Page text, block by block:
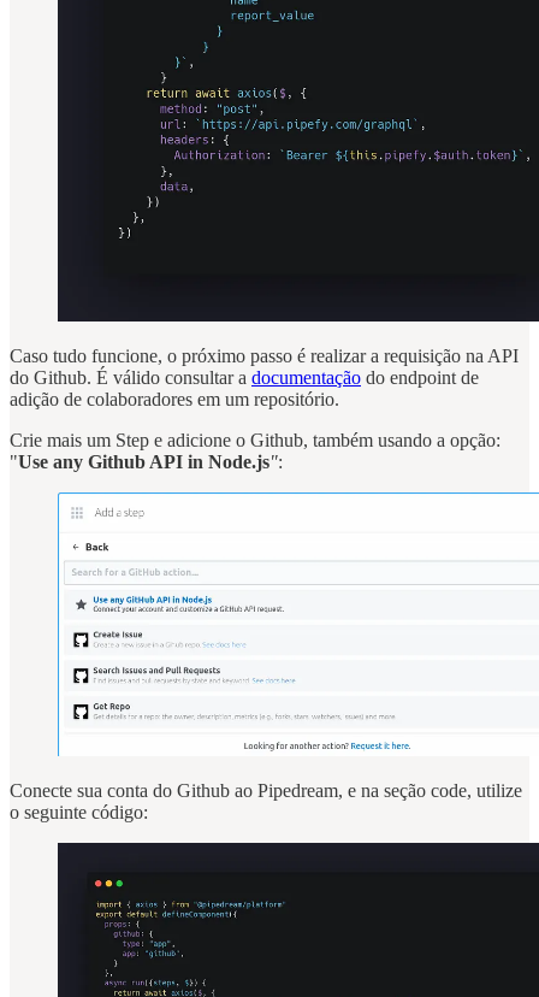
Caso tudo funcione, o próximo passo é realizar a requisição na API
do Github. É válido consultar a documentação do endpoint de
adição de colaboradores em um repositório.
Crie mais um Step e adicione o Github, também usando a opção:
"Use any Github API in Node.js":
Conecte sua conta do Github ao Pipedream, e na seção code, utilize
o seguinte código: